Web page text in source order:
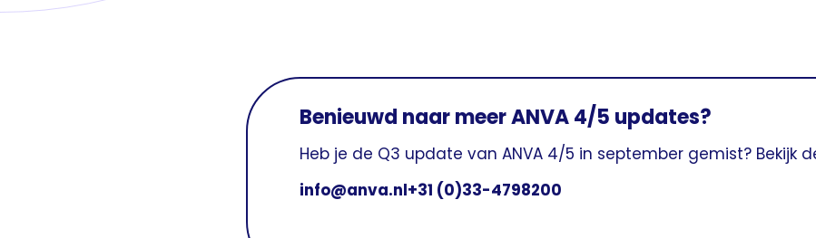
Benieuwd naar meer ANVA 4/5 updates?
Heb je de Q3 update van ANVA 4/5 in september gemist? Bekijk
info@anva.nl+31 (0)33-4798200